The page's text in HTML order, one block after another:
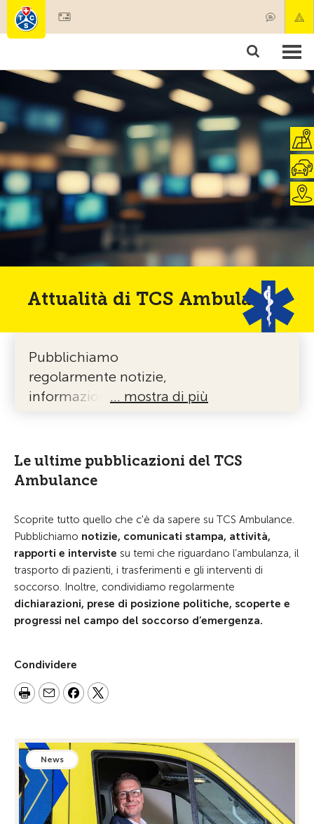
Prodotti & Servizi
Attualità di TCS Ambulance
Pubblichiamo
regolarmente notizie,
informazioni interessanti e
trasporto dei pazienti e gli
interventi di soccorso.
… mostra di più
Le ultime pubblicazioni del TCS
Ambulance
Scoprite tutto quello che c'è da sapere su TCS Ambulance.
Pubblichiamo notizie, comunicati stampa, attività,
rapporti e interviste su temi che riguardano l’ambulanza, il
trasporto di pazienti, i trasferimenti e gli interventi di
soccorso. Inoltre, condividiamo regolarmente
dichiarazioni, prese di posizione politiche, scoperte e
progressi nel campo del soccorso d’emergenza.
Condividere
News